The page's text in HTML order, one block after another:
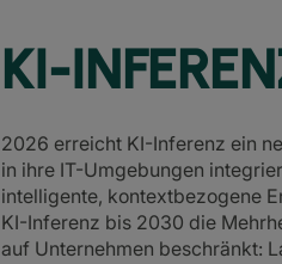
KI-
2026 erreicht KI-Inferenz ein
in ihre IT-Umgebungen
intelligente, kontextbezogene
KI-Inferenz bis 2030 die
auf Unternehmen beschränkt: